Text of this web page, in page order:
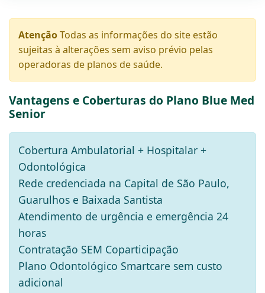
AtençãoTodas as informações do site estão
sujeitas à alterações sem aviso prévio pelas
operadoras de planos de saúde.
Vantagens e Coberturas do Plano Blue Med
Senior
Cobertura Ambulatorial + Hospitalar +
Odontológica
Rede credenciada na Capital de São Paulo,
Guarulhos e Baixada Santista
Atendimento de urgência e emergência 24
horas
Contratação SEM Coparticipação
Plano Odontológico Smartcare sem custo
adicional